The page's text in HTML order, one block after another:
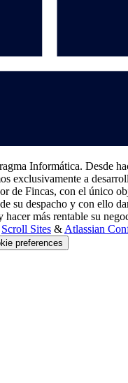
Informática. Desde
exclusivamente a
de Fincas, con el único
su despacho y con ello
hacer más rentable su
Scroll Sites & Atlassian
preferences